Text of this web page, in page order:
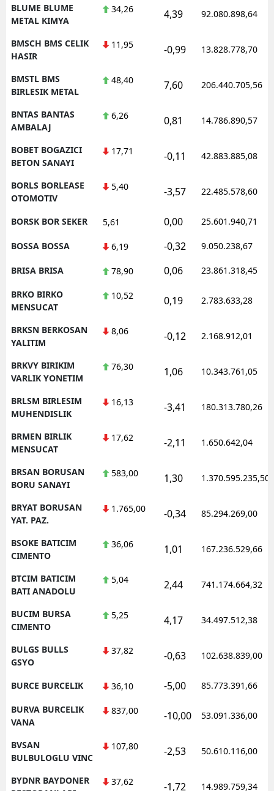
BLUME BLUME
METAL KIMYA
34,26 4,39 92.080.898,64
BMSCH BMS CELIK
HASIR
11,95 -0,99 13.828.778,70
BMSTL BMS
BIRLESIK METAL
48,40 7,60 206.440.705,56
BNTAS BANTAS
AMBALAJ
6,26 0,81 14.786.890,57
BOBET BOGAZICI
BETON SANAYI
17,71 -0,11 42.883.885,08
BORLS BORLEASE
OTOMOTIV
5,40 -3,57 22.485.578,60
BORSK BOR SEKER 5,61 0,00 25.601.940,71
BOSSA BOSSA 6,19 -0,32 9.050.238,67
BRISA BRISA 78,90 0,06 23.861.318,45
BRKO BIRKO
MENSUCAT
10,52 0,19 2.783.633,28
BRKSN BERKOSAN
YALITIM
8,06 -0,12 2.168.912,01
BRKVY BIRIKIM
VARLIK YONETIM
76,30 1,06 10.343.761,05
BRLSM BIRLESIM
MUHENDISLIK
16,13 -3,41 180.313.780,26
BRMEN BIRLIK
MENSUCAT
17,62 -2,11 1.650.642,04
BRSAN BORUSAN
BORU SANAYI
583,00 1,30 1.370.595.235,50
BRYAT BORUSAN
YAT. PAZ.
1.765,00 -0,34 85.294.269,00
BSOKE BATICIM
CIMENTO
36,06 1,01 167.236.529,66
BTCIM BATICIM
BATI ANADOLU
5,04 2,44 741.174.664,32
BUCIM BURSA
CIMENTO
5,25 4,17 34.497.512,38
BULGS BULLS
GSYO
37,82 -0,63 102.638.839,00
BURCE BURCELIK 36,10 -5,00 85.773.391,66
BURVA BURCELIK
VANA
837,00 -10,00 53.091.336,00
BVSAN
BULBULOGLU VINC
107,80 -2,53 50.610.116,00
BYDNR BAYDONER
37,62 -1,72 14.989.759,34